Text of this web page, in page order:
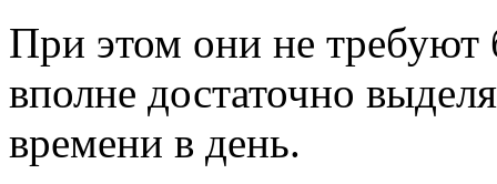
При этом они не требуют
вполне достаточно
времени в день.